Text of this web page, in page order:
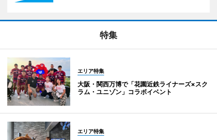
特集
エリア特集
大阪・関西万博で「花園近鉄ライナーズ×スク
ラム・ユニゾン」コラボイベント
エリア特集